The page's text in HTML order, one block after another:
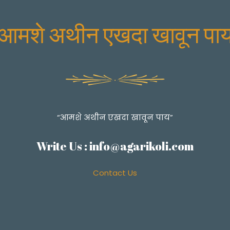
अथीन एखदा खावून
“आमशे अथीन एखदा खावून पाय”
Write Us :info@agarikoli.com
Contact Us